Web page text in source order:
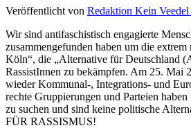
Veröffentlicht von Redaktion Kein Veedel
Wir sind antifaschistisch engagierte
zusammengefunden haben um die
Köln“, die „Alternative für Deutschland
RassistInnen zu bekämpfen. Am 25. Mai
wieder Kommunal-, Integrations- und
rechte Gruppierungen und Parteien
zu suchen und sind keine politische
FÜR RASSISMUS!